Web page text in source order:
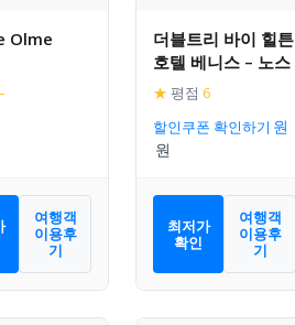
Olme
여행객
이용후
기
더블트리 바이 힐튼
호텔 베니스 – 노스
★ 평점 6
할인쿠폰 확인하기
최저가
확인
여행객
이용후
기